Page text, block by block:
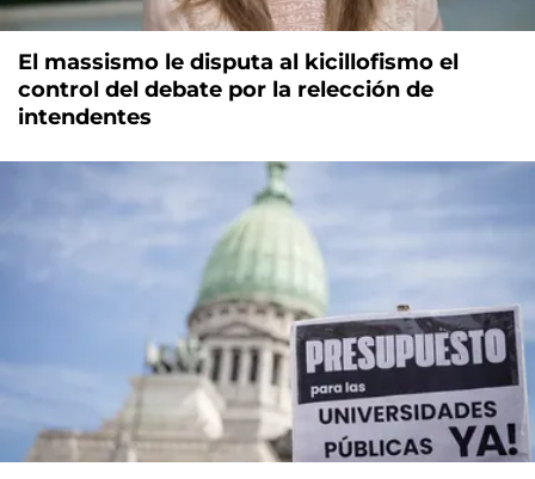
El massismo le disputa al kicillofismo el
control del debate por la relección de
intendentes